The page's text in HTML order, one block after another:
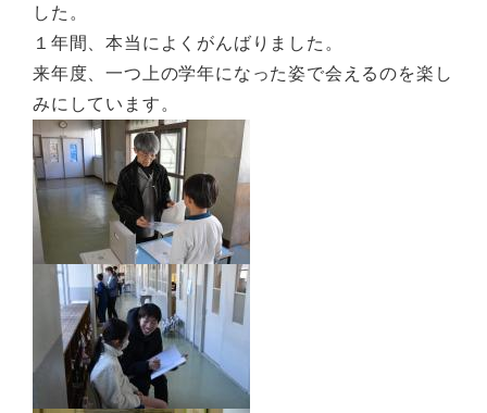
した。
１年間、本当によくがんばりました。
来年度、一つ上の学年になった姿で会えるのを楽し
みにしています。